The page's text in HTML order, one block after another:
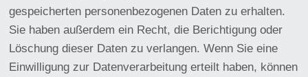
gespeicherten personenbezogenen Daten zu erhalten.
Sie haben außerdem ein Recht, die Berichtigung oder
Löschung dieser Daten zu verlangen. Wenn Sie eine
Einwilligung zur Datenverarbeitung erteilt haben, können